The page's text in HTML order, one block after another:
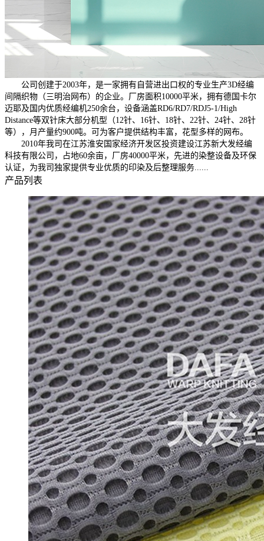
公司创建于2003年，是一家拥有自营进出口权的专业生产3D经编
间隔织物（三明治网布）的企业。厂房面积10000平米，拥有德国卡尔
迈耶及国内优质经编机250余台，设备涵盖RD6/RD7/RDJ5-1/High
Distance等双针床大部分机型（12针、16针、18针、22针、24针、28针
等），月产量约900吨。可为客户提供结构丰富，花型多样的网布。
2010年我司在江苏淮安国家经济开发区投资建设江苏新大发经编
科技有限公司，占地60余亩，厂房40000平米，先进的染整设备及环保
认证，为我司独家提供专业优质的印染及后整理服务......
产品列表